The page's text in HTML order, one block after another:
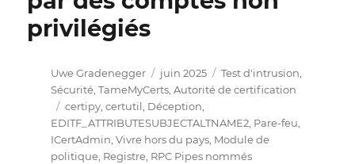
privilégiés
Auteur
Uwe Gradenegger
Publié
le
juin 2025 Catégories
Test d'intrusion
Sécurité, TameMyCerts, Autorité de certification
Étiquettes
certipy, certutil Déception
EDITF_ATTRIBUTESUBJECTALTNAME2, Pare-feu
ICertAdmin Vivre hors du pays, Module de
politique, Registre, RPC Pipes nommés